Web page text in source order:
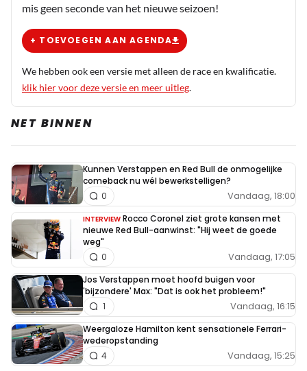
mis geen seconde van het nieuwe seizoen!
+ TOEVOEGEN AAN AGENDA
We hebben ook een versie met alleen de race en kwalificatie.
klik hier voor deze versie en meer uitleg.
NET BINNEN
Kunnen Verstappen en Red Bull de onmogelijke
comeback nu wél bewerkstelligen?
Vandaag, 18:00
0
INTERVIEW Rocco Coronel ziet grote kansen met
nieuwe Red Bull-aanwinst: "Hij weet de goede
weg"
Vandaag, 17:05
0
Jos Verstappen moet hoofd buigen voor
'bijzondere' Max: "Dat is ook het probleem!"
Vandaag, 16:15
1
Weergaloze Hamilton kent sensationele Ferrari-
wederopstanding
Vandaag, 15:25
4